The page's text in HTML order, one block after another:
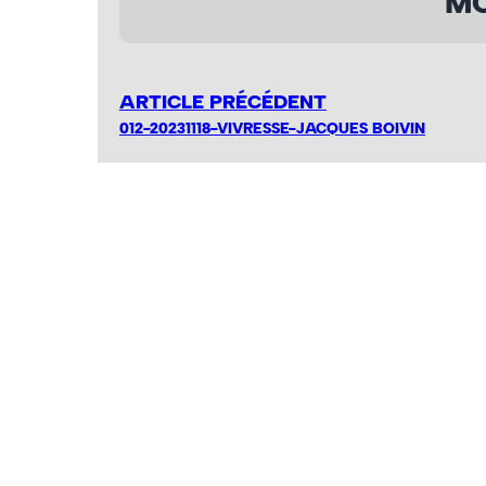
ARTICLE PRÉCÉDENT
012-20231118-VIVRESSE-JACQUES BOIVIN